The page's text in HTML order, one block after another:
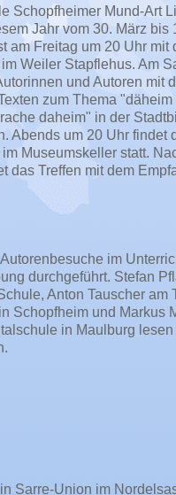
Schopfheimer Mund-Art
Jahr vom 30. März bis
am Freitag um 20 Uhr mit
Weiler Stapflehus. Am
und Autoren mit
zum Thema "däheim
daheim" in der
Abends um 20 Uhr findet
Museumskeller statt.
das Treffen mit dem
im
durchgeführt. Stefan
Anton Tauscher am
Schopfheim und Markus
in Maulburg lesen
Sarre-Union im